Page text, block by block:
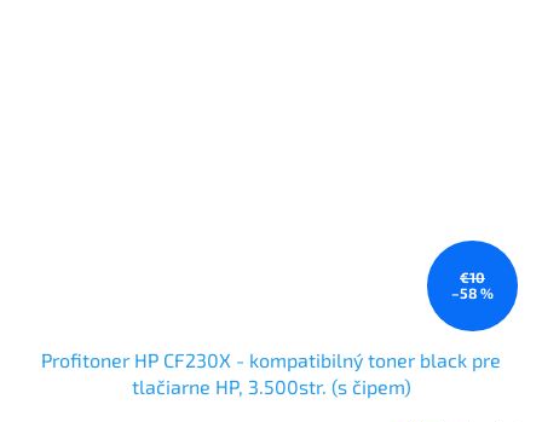
€10
–58 %
Profitoner HP CF230X - kompatibilný toner black pre
tlačiarne HP, 3.500str. (s čipem)